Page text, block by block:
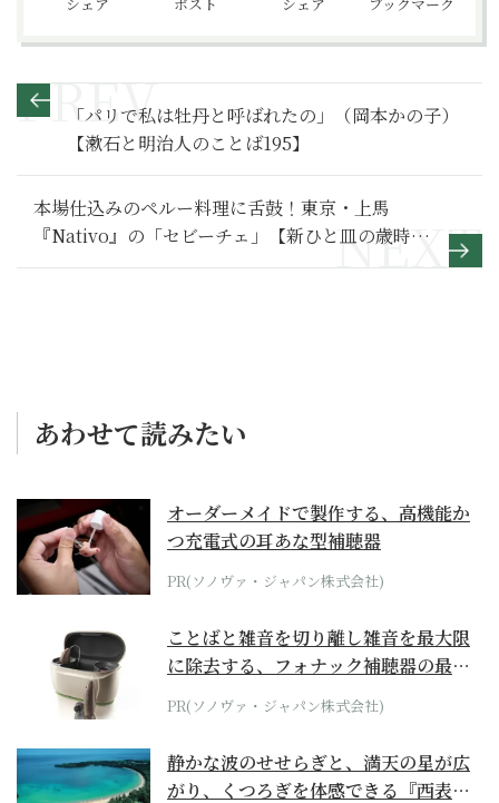
シェア ポスト シェア ブックマーク
「パリで私は牡丹と呼ばれたの」（岡本かの子）
【漱石と明治人のことば195】
本場仕込みのペルー料理に舌鼓！東京・上馬
『Nativo』の「セビーチェ」【新ひと皿の歳時記
7】
あわせて読みたい
オーダーメイドで製作する、高機能か
つ充電式の耳あな型補聴器
PR(ソノヴァ・ジャパン株式会社)
ことばと雑音を切り離し雑音を最大限
に除去する、フォナック補聴器の最上
位モデル
PR(ソノヴァ・ジャパン株式会社)
静かな波のせせらぎと、満天の星が広
がり、くつろぎを体感できる『西表島